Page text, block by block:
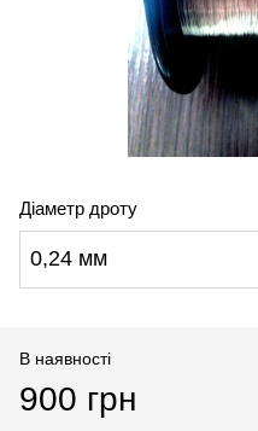
Діаметр дроту
0,24 мм
В наявності
900 грн